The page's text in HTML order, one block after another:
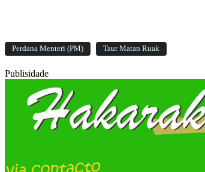
Perdana Menteri (PM) Taur Matan Ruak
Publisidade